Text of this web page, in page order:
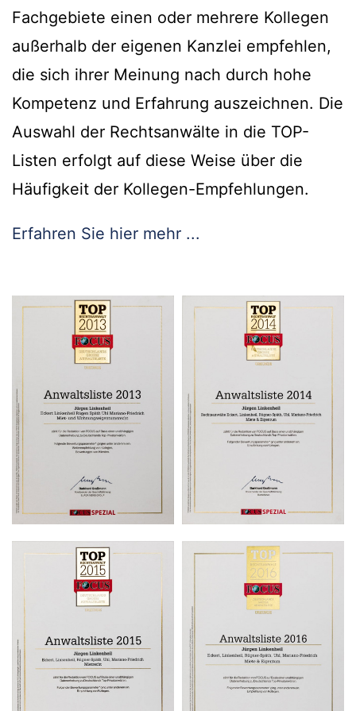
Fachgebiete einen oder mehrere Kollegen
außerhalb der eigenen Kanzlei empfehlen,
die sich ihrer Meinung nach durch hohe
Kompetenz und Erfahrung auszeichnen. Die
Auswahl der Rechtsanwälte in die TOP-
Listen erfolgt auf diese Weise über die
Häufigkeit der Kollegen-Empfehlungen.
Erfahren Sie hier mehr ...